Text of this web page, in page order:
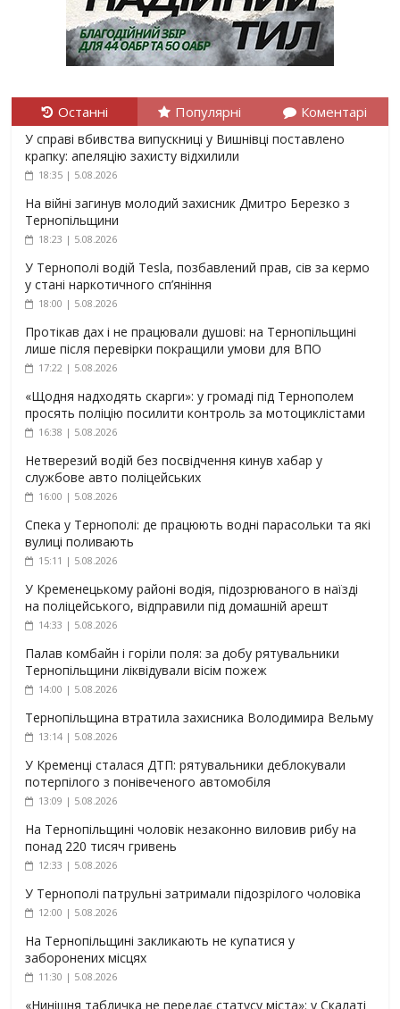
Останні Популярні Коментарі
У справі вбивства випускниці у Вишнівці поставлено
крапку: апеляцію захисту відхилили
18:35 | 5.08.2026
На війні загинув молодий захисник Дмитро Березко з
Тернопільщини
18:23 | 5.08.2026
У Тернополі водій Tesla, позбавлений прав, сів за кермо
у стані наркотичного сп’яніння
18:00 | 5.08.2026
Протікав дах і не працювали душові: на Тернопільщині
лише після перевірки покращили умови для ВПО
17:22 | 5.08.2026
«Щодня надходять скарги»: у громаді під Тернополем
просять поліцію посилити контроль за мотоциклістами
16:38 | 5.08.2026
Нетверезий водій без посвідчення кинув хабар у
службове авто поліцейських
16:00 | 5.08.2026
Спека у Тернополі: де працюють водні парасольки та які
вулиці поливають
15:11 | 5.08.2026
У Кременецькому районі водія, підозрюваного в наїзді
на поліцейського, відправили під домашній арешт
14:33 | 5.08.2026
Палав комбайн і горіли поля: за добу рятувальники
Тернопільщини ліквідували вісім пожеж
14:00 | 5.08.2026
Тернопільщина втратила захисника Володимира Вельму
13:14 | 5.08.2026
У Кременці сталася ДТП: рятувальники деблокували
потерпілого з понівеченого автомобіля
13:09 | 5.08.2026
На Тернопільщині чоловік незаконно виловив рибу на
понад 220 тисяч гривень
12:33 | 5.08.2026
У Тернополі патрульні затримали підозрілого чоловіка
12:00 | 5.08.2026
На Тернопільщині закликають не купатися у
заборонених місцях
11:30 | 5.08.2026
«Нинішня табличка не передає статусу міста»: у Скалаті